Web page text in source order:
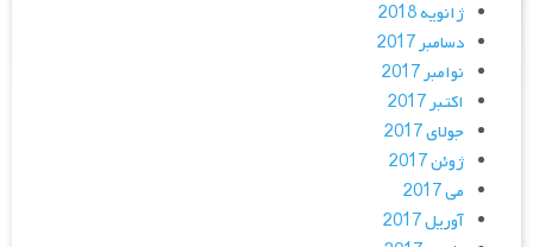
ژانویه 2018
دسامبر 2017
نوامبر 2017
اکتبر 2017
جولای 2017
ژوئن 2017
می 2017
آوریل 2017